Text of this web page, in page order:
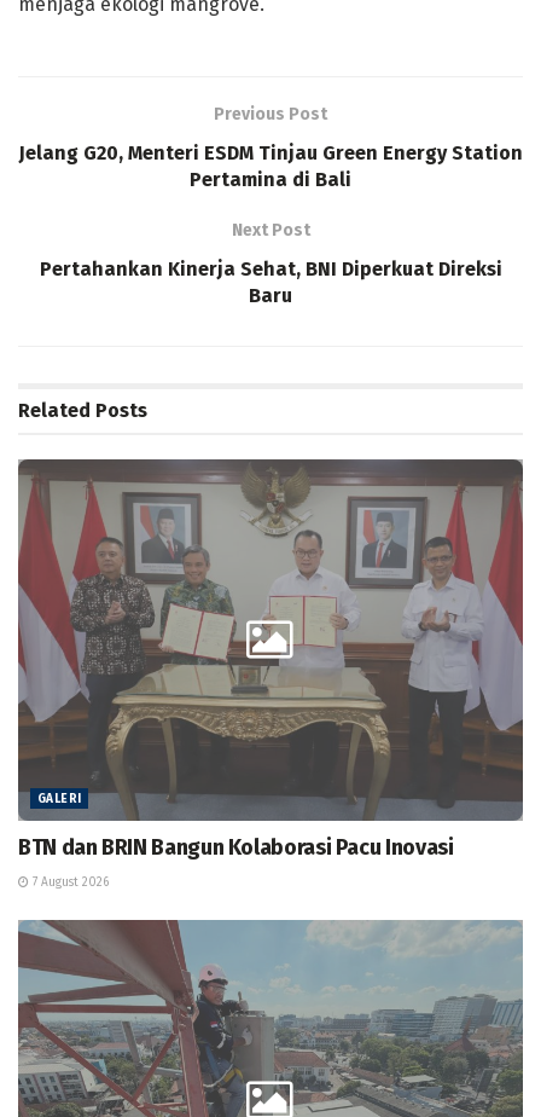
Previous Post
Jelang G20, Menteri ESDM Tinjau Green Energy Station
Pertamina di Bali
Next Post
Pertahankan Kinerja Sehat, BNI Diperkuat Direksi
Baru
Related Posts
GALERI
BTN dan BRIN Bangun Kolaborasi Pacu Inovasi
7 August 2026